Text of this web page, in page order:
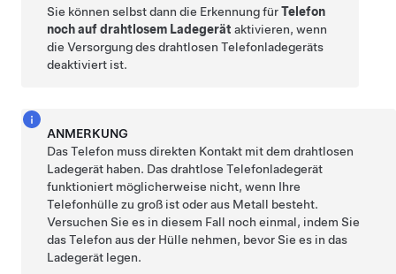
Sie können selbst dann die Erkennung fürTelefon
noch auf drahtlosem Ladegerät aktivieren, wenn
die Versorgung des drahtlosen Telefonladegeräts
deaktiviert ist.
ANMERKUNG
Das Telefon muss direkten Kontakt mit dem drahtlosen
Ladegerät haben. Das drahtlose Telefonladegerät
funktioniert möglicherweise nicht, wenn Ihre
Telefonhülle zu groß ist oder aus Metall besteht.
Versuchen Sie es in diesem Fall noch einmal, indem Sie
das Telefon aus der Hülle nehmen, bevor Sie es in das
Ladegerät legen.